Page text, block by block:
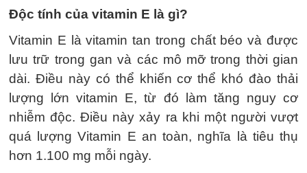
Độc tính của vitamin E là gì?
Vitamin E là vitamin tan trong chất béo và được
lưu trữ trong gan và các mô mỡ trong thời gian
dài. Điều này có thể khiến cơ thể khó đào thải
lượng lớn vitamin E, từ đó làm tăng nguy cơ
nhiễm độc. Điều này xảy ra khi một người vượt
quá lượng Vitamin E an toàn, nghĩa là tiêu thụ
hơn 1.100 mg mỗi ngày.